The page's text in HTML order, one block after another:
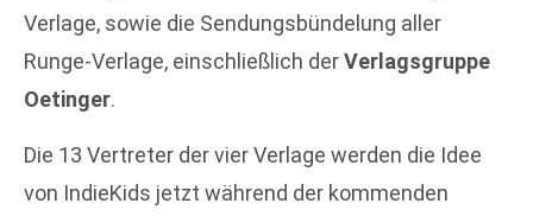
Verlage, sowie die Sendungsbündelung aller
Runge-Verlage, einschließlich derVerlagsgruppe
Oetinger.
Die 13 Vertreter der vier Verlage werden die Idee
von IndieKids jetzt während der kommenden